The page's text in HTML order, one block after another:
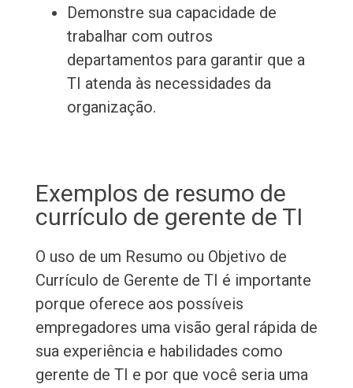
Demonstre sua capacidade de
trabalhar com outros
departamentos para garantir que a
TI atenda às necessidades da
organização.
Exemplos de resumo de
currículo de gerente de TI
O uso de um Resumo ou Objetivo de
Currículo de Gerente de TI é importante
porque oferece aos possíveis
empregadores uma visão geral rápida de
sua experiência e habilidades como
gerente de TI e por que você seria uma